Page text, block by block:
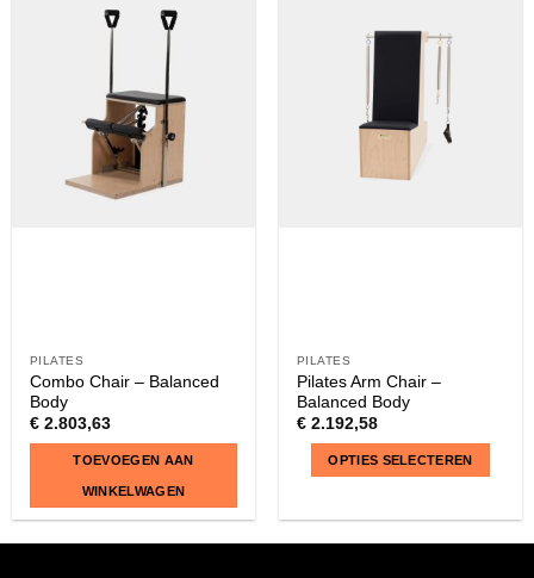
PILATES
Combo Chair – Balanced
Body
€2.803,63
TOEVOEGEN AAN
WINKELWAGEN
PILATES
Pilates Arm Chair –
Balanced Body
€2.192,58
OPTIES SELECTEREN